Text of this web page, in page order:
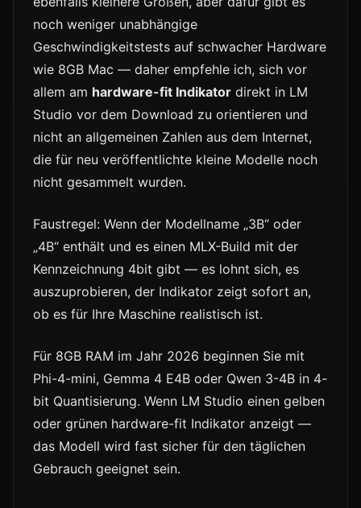
noch weniger unabhängige
Geschwindigkeitstests auf schwacher Hardware
wie 8GB Mac — daher empfehle ich, sich vor
allem am hardware-fit Indikator direkt in LM
Studio vor dem Download zu orientieren und
nicht an allgemeinen Zahlen aus dem Internet,
die für neu veröffentlichte kleine Modelle noch
nicht gesammelt wurden.
Faustregel: Wenn der Modellname „3B“ oder
„4B“ enthält und es einen MLX-Build mit der
Kennzeichnung 4bit gibt — es lohnt sich, es
auszuprobieren, der Indikator zeigt sofort an,
ob es für Ihre Maschine realistisch ist.
Für 8GB RAM im Jahr 2026 beginnen Sie mit
Phi-4-mini, Gemma 4 E4B oder Qwen 3-4B in 4-
bit Quantisierung. Wenn LM Studio einen gelben
oder grünen hardware-fit Indikator anzeigt —
das Modell wird fast sicher für den täglichen
Gebrauch geeignet sein.